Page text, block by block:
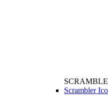
Scrambler